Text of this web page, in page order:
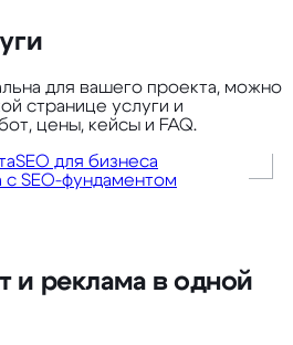
для вашего проекта, можно
странице услуги и
цены, кейсы и FAQ.
SEO для бизнеса
с SEO-фундаментом
и реклама в одной